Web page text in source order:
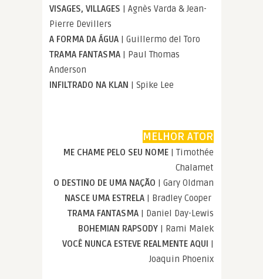
VISAGES, VILLAGES | Agnès Varda & Jean-
Pierre Devillers
A FORMA DA ÁGUA | Guillermo del Toro
TRAMA FANTASMA | Paul Thomas
Anderson
INFILTRADO NA KLAN | Spike Lee
MELHOR ATOR
ME CHAME PELO SEU NOME | Timothée
Chalamet
O DESTINO DE UMA NAÇÃO | Gary Oldman
NASCE UMA ESTRELA | Bradley Cooper
TRAMA FANTASMA | Daniel Day-Lewis
BOHEMIAN RAPSODY | Rami Malek
VOCÊ NUNCA ESTEVE REALMENTE AQUI |
Joaquin Phoenix